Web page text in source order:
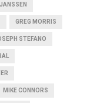
GREG MORRIS
STEFANO
MIKE CONNORS